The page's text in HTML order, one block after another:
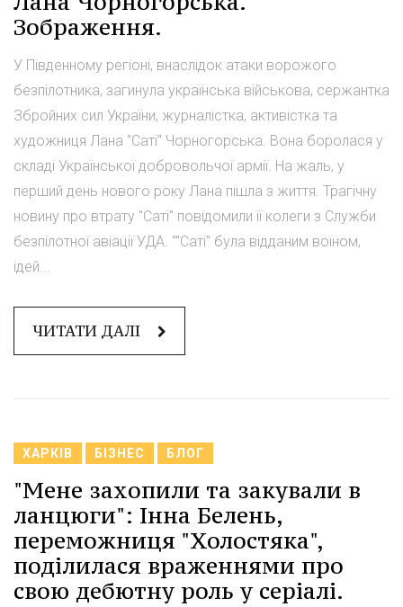
Зображення.
У Південному регіоні, внаслідок атаки ворожого
безпілотника, загинула українська військова, сержантка
Збройних сил України, журналістка, активістка та
художниця Лана "Саті" Чорногорська. Вона боролася у
складі Української добровольчої армії. На жаль, у
перший день нового року Лана пішла з життя. Трагічну
новину про втрату "Саті" повідомили її колеги з Служби
безпілотної авіації УДА. ""Саті" була відданим воїном,
ідей...
ЧИТАТИ ДАЛІ
ХАРКІВ БІЗНЕС БЛОГ
"Мене захопили та закували в
ланцюги": Інна Белень,
переможниця "Холостяка",
поділилася враженнями про
свою дебютну роль у серіалі.